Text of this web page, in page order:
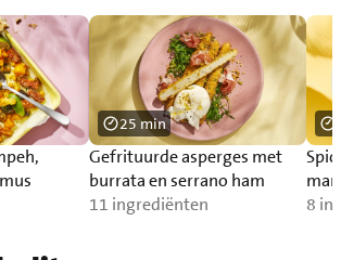
Gefrituurde asperges met
burrata en serrano ham
11 ingrediënten
25 min
8